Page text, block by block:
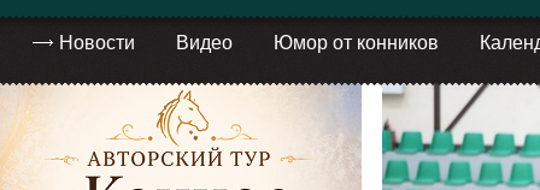
Новости Видео Юмор от конников